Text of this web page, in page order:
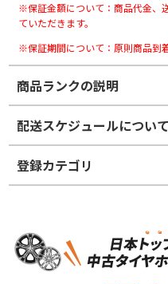
※保証金額について：商品代金、
ていただきます。
※保証期間について：原則商品到
商品ランクの説明
※商品ランクは出品者の主観
かじめご
ホイールランク
配送スケジュールについて
登録カテゴリ
パーツ